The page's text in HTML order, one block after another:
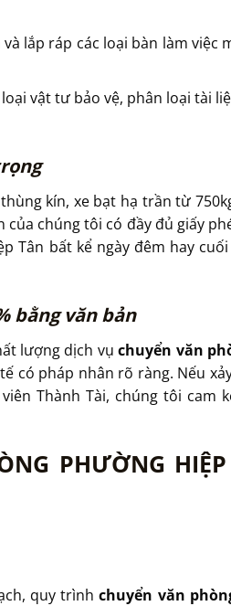
lắp ráp các loại bàn làm việc
vật tư bảo vệ, phân loại tài
kín, xe bạt hạ trần từ
chúng tôi có đầy đủ giấy
Tân bất kể ngày đêm hay
bằng văn bản
lượng dịch vụchuyển văn
có pháp nhân rõ ràng. Nếu
Thành Tài, chúng tôi cam
PHƯỜNG
quy trìnhchuyển văn